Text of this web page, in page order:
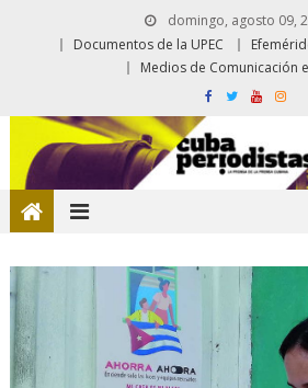
domingo, agosto 09,
Documentos de la UPEC
Medios de Comunicación